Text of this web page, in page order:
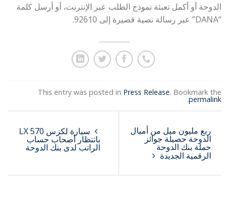
الدوحة أو أكمل تعبئة نموذج الطلب عبر الإنترنت، أو أرسل كلمة
“DANA” عبر رسالة نصية قصيرة إلى 92610.
This entry was posted in Press Release. Bookmark the
permalink
.
سيارة لكزس LX 570
بانتظار أصحاب حساب
الراتب لدى بنك الدوحة
ربع مليون ميل من أميال
الدوحة حصيلة جوائز
حملة بنك الدوحة
الرقمية الجديدة